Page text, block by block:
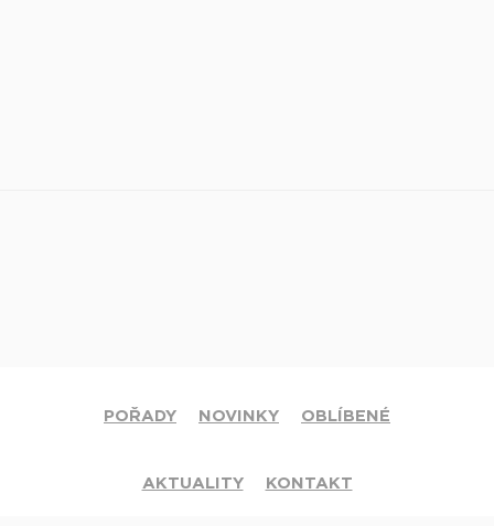
POŘADY NOVINKY OBLÍBENÉ
AKTUALITY KONTAKT